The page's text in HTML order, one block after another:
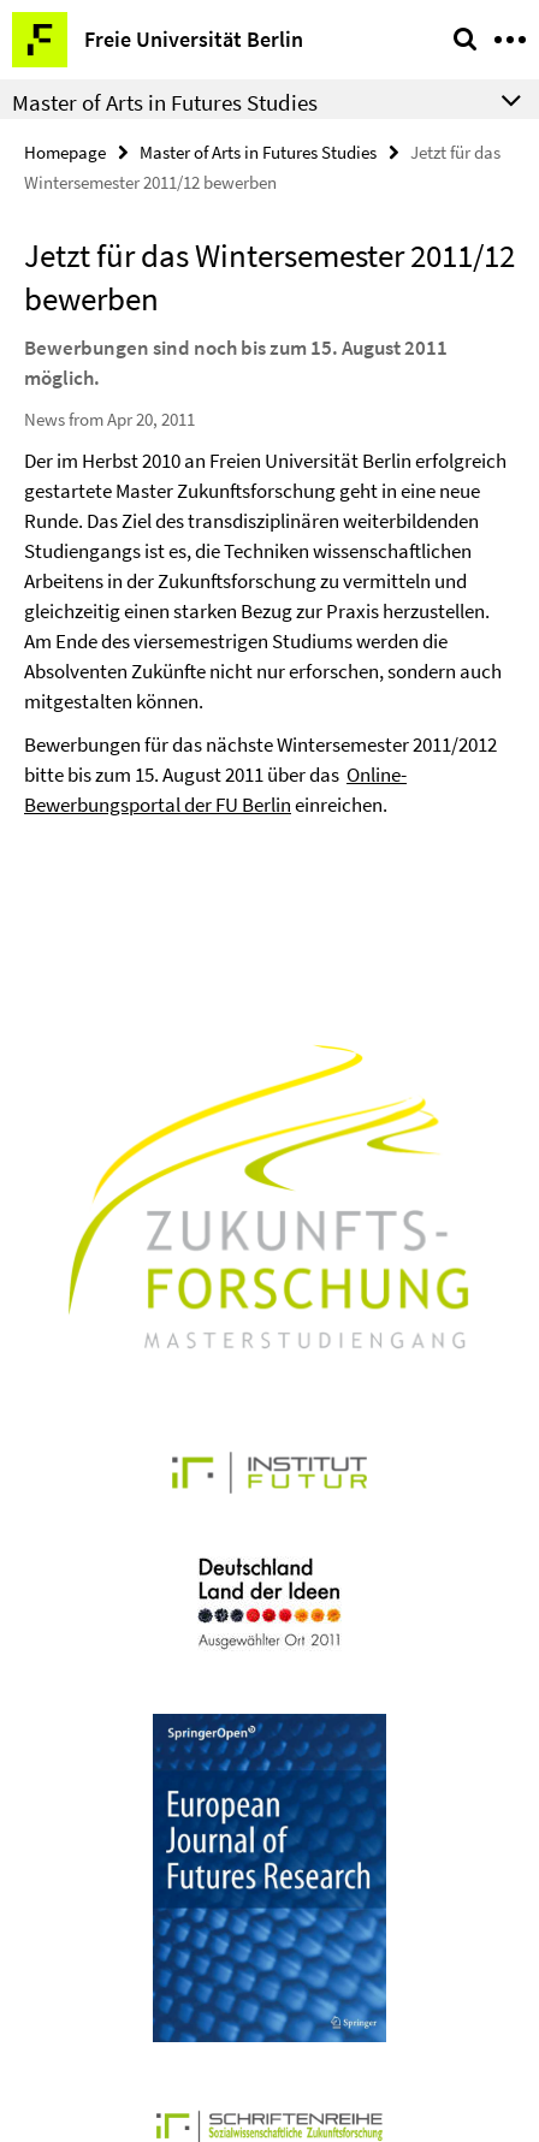
Springe
direkt
zu
Inhalt
Freie Universität Berlin
Service
Navigation
Master of Arts in Futures Studies
Homepage Master of Arts in Futures Studies
Jetzt für das
Wintersemester 2011/12 bewerben
Jetzt für das Wintersemester 2011/12
bewerben
Bewerbungen sind noch bis zum 15. August 2011
möglich.
News from Apr 20, 2011
Der im Herbst 2010 an Freien Universität Berlin erfolgreich
gestartete Master Zukunftsforschung geht in eine neue
Runde. Das Ziel des transdisziplinären weiterbildenden
Studiengangs ist es, die Techniken wissenschaftlichen
Arbeitens in der Zukunftsforschung zu vermitteln und
gleichzeitig einen starken Bezug zur Praxis herzustellen.
Am Ende des viersemestrigen Studiums werden die
Absolventen Zukünfte nicht nur erforschen, sondern auch
mitgestalten können.
Bewerbungen für das nächste Wintersemester 2011/2012
bitte bis zum 15. August 2011 über das Online-
Bewerbungsportal der FU Berlineinreichen.